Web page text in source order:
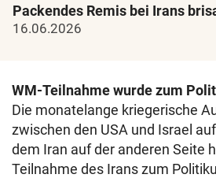
Packendes Remis bei Irans
16.06.2026
WM-Teilnahme wurde zum
Die monatelange kriegerische
zwischen den USA und Israel
dem Iran auf der anderen Seite
Teilnahme des Irans zum